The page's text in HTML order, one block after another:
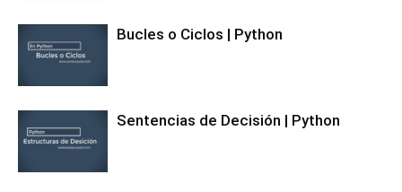
Bucles o Ciclos | Python
Sentencias de Decisión | Python